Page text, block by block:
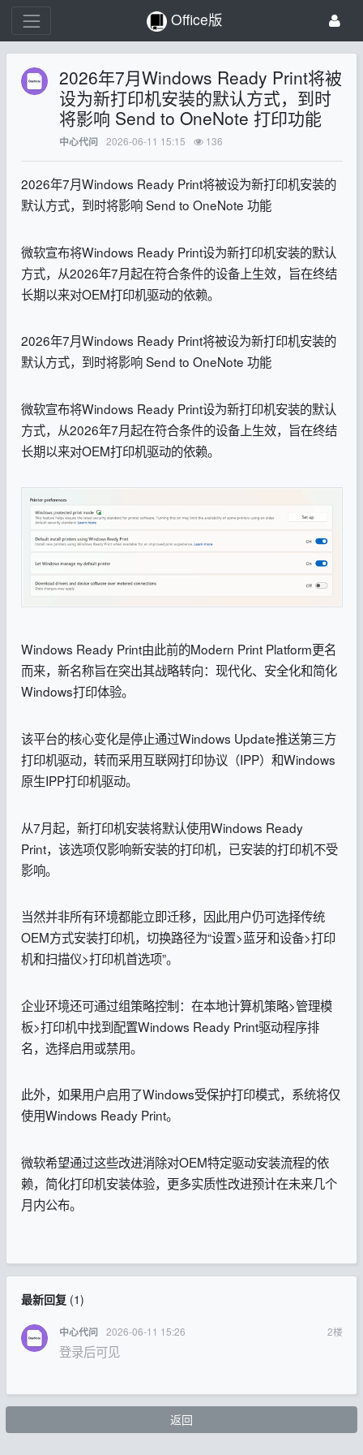
Office版
2026年7月Windows Ready Print将被
设为新打印机安装的默认方式，到时
将影响 Send to OneNote 打印功能
中心代问 2026-06-11 15:15 136
2026年7月Windows Ready Print将被设为新打印机安装的
默认方式，到时将影响 Send to OneNote 功能
微软宣布将Windows Ready Print设为新打印机安装的默认
方式，从2026年7月起在符合条件的设备上生效，旨在终结
长期以来对OEM打印机驱动的依赖。
2026年7月Windows Ready Print将被设为新打印机安装的
默认方式，到时将影响 Send to OneNote 功能
微软宣布将Windows Ready Print设为新打印机安装的默认
方式，从2026年7月起在符合条件的设备上生效，旨在终结
长期以来对OEM打印机驱动的依赖。
Windows Ready Print由此前的Modern Print Platform更名
而来，新名称旨在突出其战略转向：现代化、安全化和简化
Windows打印体验。
该平台的核心变化是停止通过Windows Update推送第三方
打印机驱动，转而采用互联网打印协议（IPP）和Windows
原生IPP打印机驱动。
从7月起，新打印机安装将默认使用Windows Ready
Print，该选项仅影响新安装的打印机，已安装的打印机不受
影响。
当然并非所有环境都能立即迁移，因此用户仍可选择传统
OEM方式安装打印机，切换路径为“设置>蓝牙和设备>打印
机和扫描仪>打印机首选项”。
企业环境还可通过组策略控制：在本地计算机策略>管理模
板>打印机中找到配置Windows Ready Print驱动程序排
名，选择启用或禁用。
此外，如果用户启用了Windows受保护打印模式，系统将仅
使用Windows Ready Print。
微软希望通过这些改进消除对OEM特定驱动安装流程的依
赖，简化打印机安装体验，更多实质性改进预计在未来几个
月内公布。
最新回复(1)
中心代问 2026-06-11 15:26 2楼
登录后可见
返回